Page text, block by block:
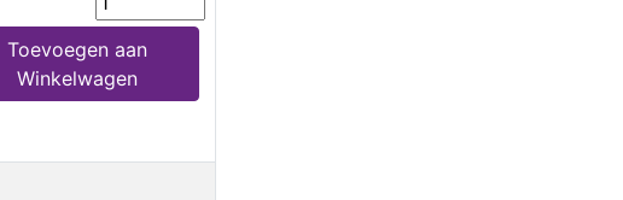
Toevoegen aan
Winkelwagen